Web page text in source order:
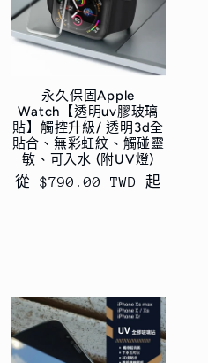
永久保固Apple
Watch【透明uv膠玻璃
貼】觸控升級/ 透明3d全
貼合、無彩虹紋、觸碰靈
敏、可入水 (附UV燈)
定
從 $790.00 TWD 起